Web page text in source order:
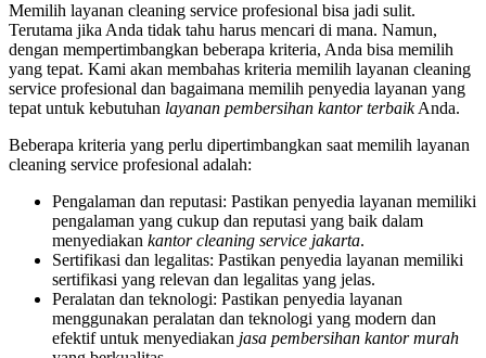
Memilih layanan cleaning service profesional bisa jadi sulit.
Terutama jika Anda tidak tahu harus mencari di mana. Namun,
dengan mempertimbangkan beberapa kriteria, Anda bisa memilih
yang tepat. Kami akan membahas kriteria memilih layanan cleaning
service profesional dan bagaimana memilih penyedia layanan yang
tepat untuk kebutuhan layanan pembersihan kantor terbaikAnda.
Beberapa kriteria yang perlu dipertimbangkan saat memilih layanan
cleaning service profesional adalah:
Pengalaman dan reputasi: Pastikan penyedia layanan memiliki
pengalaman yang cukup dan reputasi yang baik dalam
menyediakan kantor cleaning service jakarta.
Sertifikasi dan legalitas: Pastikan penyedia layanan memiliki
sertifikasi yang relevan dan legalitas yang jelas.
Peralatan dan teknologi: Pastikan penyedia layanan
menggunakan peralatan dan teknologi yang modern dan
efektif untuk menyediakan jasa pembersihan kantor murah